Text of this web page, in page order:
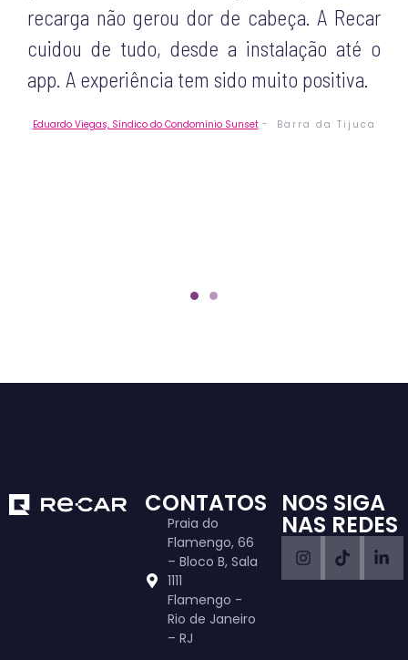
solicitação de alguns moradores e
pensamos no futuro do condomínio. Hoje,
vemos que fizemos a escolha certa: é uma
CONTATOS
Praia do
Flamengo, 66
– Bloco B, Sala
1111
Flamengo -
Rio de Janeiro
– RJ
NOS SIGA
NAS REDES